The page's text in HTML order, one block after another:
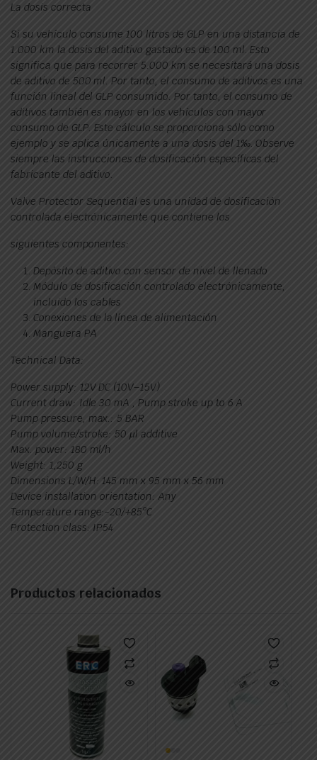
La dosis correcta
Si su vehículo consume 100 litros de GLP en una distancia de
1.000 km la dosis del aditivo gastado es de 100 ml. Esto
significa que para recorrer 5.000 km se necesitará una dosis
de aditivo de 500 ml. Por tanto, el consumo de aditivos es una
función lineal del GLP consumido. Por tanto, el consumo de
aditivos también es mayor en los vehículos con mayor
consumo de GLP. Este cálculo se proporciona sólo como
ejemplo y se aplica únicamente a una dosis del 1‰. Observe
siempre las instrucciones de dosificación específicas del
fabricante del aditivo.
Valve Protector Sequential es una unidad de dosificación
controlada electrónicamente que contiene los
siguientes componentes:
Depósito de aditivo con sensor de nivel de llenado
Módulo de dosificación controlado electrónicamente,
incluido los cables
Conexiones de la línea de alimentación
Manguera PA
Technical Data:
Power supply: 12V DC (10V–15V)
Current draw: Idle 30 mA , Pump stroke up to 6 A
Pump pressure, max.: 5 BAR
Pump volume/stroke: 50 μl additive
Max. power: 180 ml/h
Weight: 1,250 g
Dimensions L/W/H: 145 mm x 95 mm x 56 mm
Device installation orientation: Any
Temperature range:-20/+85°C
Protection class: IP54
Productos relacionados